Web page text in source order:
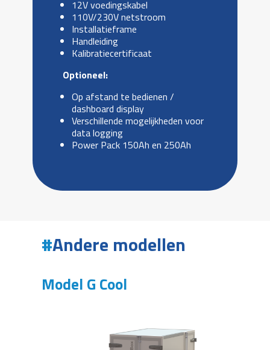
12V voedingskabel
110V/230V netstroom
Installatieframe
Handleiding
Kalibratiecertificaat
Optioneel:
Op afstand te bedienen /
dashboard display
Verschillende mogelijkheden voor
data logging
Power Pack 150Ah en 250Ah
Andere modellen
Model G Cool